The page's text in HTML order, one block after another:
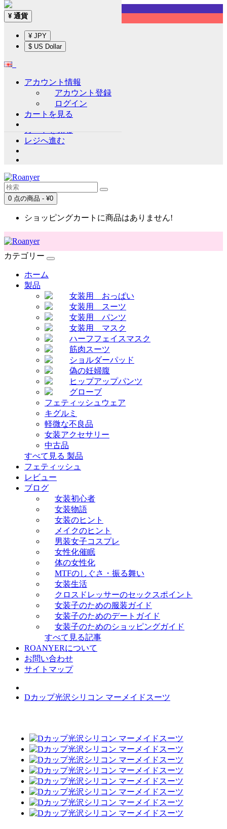
Sign up!
通貨
アカウント情報
アカウント登録
ログイン
ウイッシュリスト (0)
レジへ進む
0 点の商品 - ¥0
ショッピングカートに商品はありません!
¥ 通貨
¥ JPY
$ US Dollar
アカウント情報
アカウント登録
ログイン
カートを見る
カテゴリー
ホーム
製品
女装用 おっぱい
女装用 スーツ
女装用 パンツ
女装用 マスク
ハーフフェイスマスク
筋肉スーツ
ショルダーパッド
偽の妊婦腹
ヒップアップパンツ
グローブ
フェティッシュウェア
キグルミ
軽微な不良品
女装アクセサリー
中古品
すべて見る 製品
フェティッシュ
レビュー
ブログ
女装初心者
女装物語
女装のヒント
メイクのヒント
男装女子コスプレ
女性化催眠
体の女性化
MTFのしぐさ・振る舞い
女装生活
クロスドレッサーのセックスポイント
女装子のための服装ガイド
女装子のためのデートガイド
女装子のためのショッピングガイド
すべて見る記事
ROANYERについて
お問い合わせ
サイトマップ
Dカップ光沢シリコン マーメイドスーツ